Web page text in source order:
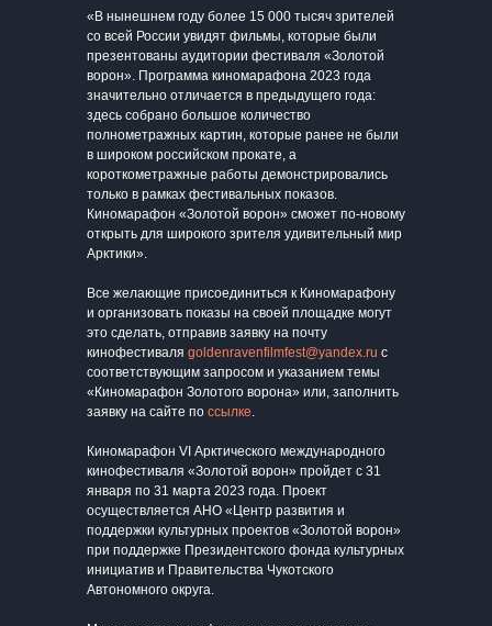
«В нынешнем году более 15 000 тысяч зрителей
со всей России увидят фильмы, которые были
презентованы аудитории фестиваля «Золотой
ворон». Программа киномарафона 2023 года
значительно отличается в предыдущего года:
здесь собрано большое количество
полнометражных картин, которые ранее не были
в широком российском прокате, а
короткометражные работы демонстрировались
только в рамках фестивальных показов.
Киномарафон «Золотой ворон» сможет по-новому
открыть для широкого зрителя удивительный мир
Арктики».
Все желающие присоединиться к Киномарафону
и организовать показы на своей площадке могут
это сделать, отправив заявку на почту
кинофестиваля goldenravenfilmfest@yandex.ru с
соответствующим запросом и указанием темы
«Киномарафон Золотого ворона» или, заполнить
заявку на сайте по ссылке.
Киномарафон VI Арктического международного
кинофестиваля «Золотой ворон» пройдет с 31
января по 31 марта 2023 года. Проект
осуществляется АНО «Центр развития и
поддержки культурных проектов «Золотой ворон»
при поддержке Президентского фонда культурных
инициатив и Правительства Чукотского
Автономного округа.